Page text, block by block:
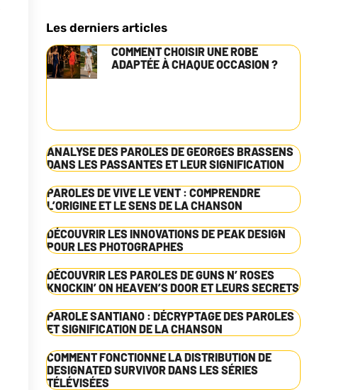
Les derniers articles
COMMENT CHOISIR UNE ROBE
ADAPTÉE À CHAQUE OCCASION ?
ANALYSE DES PAROLES DE GEORGES BRASSENS
DANS LES PASSANTES ET LEUR SIGNIFICATION
PAROLES DE VIVE LE VENT : COMPRENDRE
L’ORIGINE ET LE SENS DE LA CHANSON
DÉCOUVRIR LES INNOVATIONS DE PEAK DESIGN
POUR LES PHOTOGRAPHES
DÉCOUVRIR LES PAROLES DE GUNS N’ ROSES
KNOCKIN’ ON HEAVEN’S DOOR ET LEURS SECRETS
PAROLE SANTIANO : DÉCRYPTAGE DES PAROLES
ET SIGNIFICATION DE LA CHANSON
COMMENT FONCTIONNE LA DISTRIBUTION DE
DESIGNATED SURVIVOR DANS LES SÉRIES
TÉLÉVISÉES